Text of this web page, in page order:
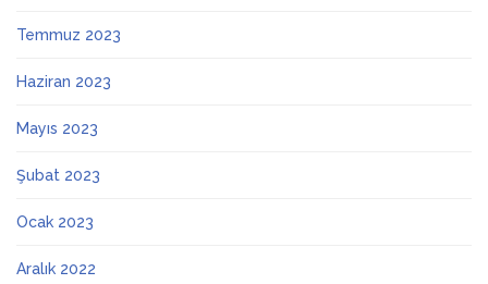
Temmuz 2023
Haziran 2023
Mayıs 2023
Şubat 2023
Ocak 2023
Aralık 2022